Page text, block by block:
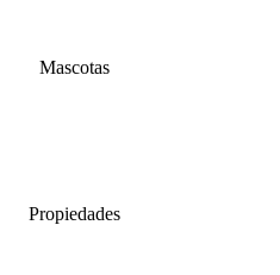
Mascotas
Propiedades